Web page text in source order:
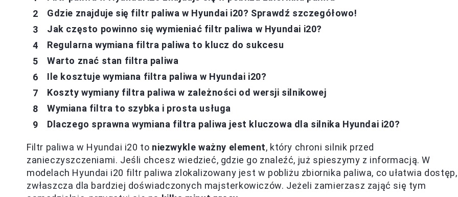
Gdzie znajduje się filtr paliwa w Hyundai i20? Sprawdź szczegółowo!
Jak często powinno się wymieniać filtr paliwa w Hyundai i20?
Regularna wymiana filtra paliwa to klucz do sukcesu
Warto znać stan filtra paliwa
Ile kosztuje wymiana filtra paliwa w Hyundai i20?
Koszty wymiany filtra paliwa w zależności od wersji silnikowej
Wymiana filtra to szybka i prosta usługa
Dlaczego sprawna wymiana filtra paliwa jest kluczowa dla silnika Hyundai i20?
Filtr paliwa w Hyundai i20 to niezwykle ważny element, który chroni silnik przed
zanieczyszczeniami. Jeśli chcesz wiedzieć, gdzie go znaleźć, już spieszymy z informacją. W
modelach Hyundai i20 filtr paliwa zlokalizowany jest w pobliżu zbiornika paliwa, co ułatwia dostęp,
zwłaszcza dla bardziej doświadczonych majsterkowiczów. Jeżeli zamierzasz zająć się tym